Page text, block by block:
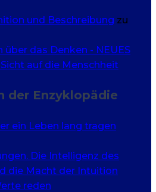
und Beschreibung zu
über das Denken - NEUES
Sicht auf die Menschheit
der Enzyklopädie
ein Leben lang tragen
Die Intelligenz des
die Macht der Intuition
reden